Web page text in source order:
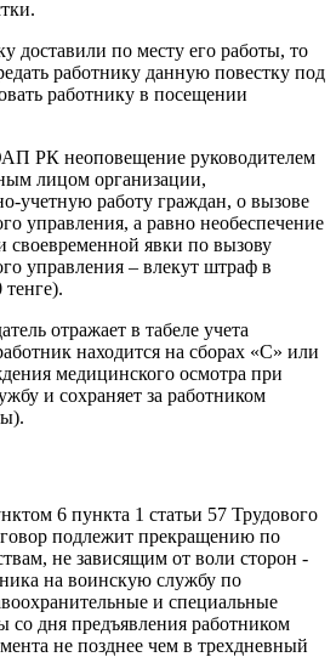
доставили по месту его работы, то
работнику данную повестку под
работнику в посещении
РК неоповещение руководителем
лицом организации,
учетную работу граждан, о вызове
управления, а равно необеспечение
своевременной явки по вызову
управления – влекут штраф в
отражает в табеле учета
находится на сборах «С» или
медицинского осмотра при
и сохраняет за работником
6 пункта 1 статьи 57 Трудового
подлежит прекращению по
не зависящим от воли сторон -
на воинскую службу по
и специальные
со дня предъявления работником
не позднее чем в трехдневный